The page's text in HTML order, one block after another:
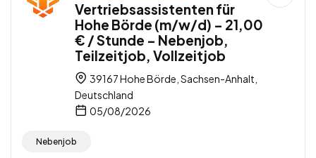
Vertriebsassistenten für
Hohe Börde (m/w/d) – 21,00
€ / Stunde – Nebenjob,
Teilzeitjob, Vollzeitjob
39167 Hohe Börde, Sachsen-Anhalt,
Deutschland
05/08/2026
Nebenjob